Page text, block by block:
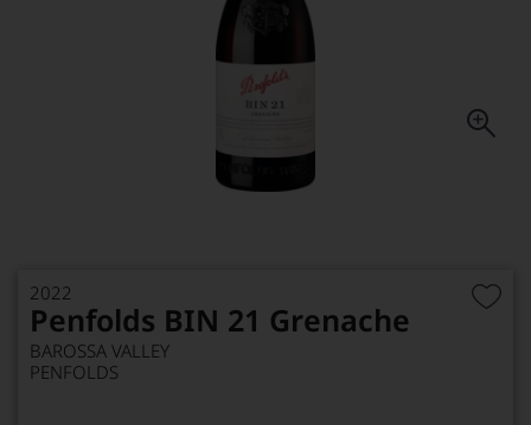
2022
Penfolds BIN 21 Grenache
BAROSSA VALLEY
PENFOLDS